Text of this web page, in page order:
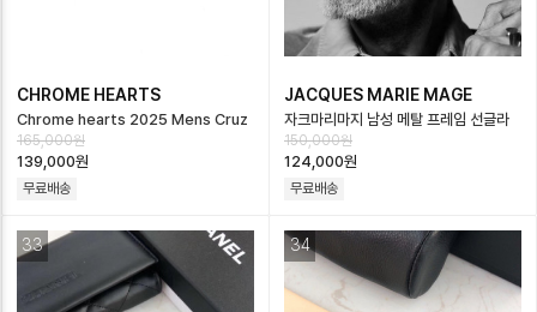
CHROME HEARTS
Chrome hearts 2025 Mens Cruz
Metal Logo Trendy Fra…
165,000원
139,000원
무료배송
JACQUES MARIE MAGE
자크마리마지 남성 메탈 프레임 선글라
스 - Jacques Marie Mage Mens
Me…
150,000원
124,000원
무료배송
33 34